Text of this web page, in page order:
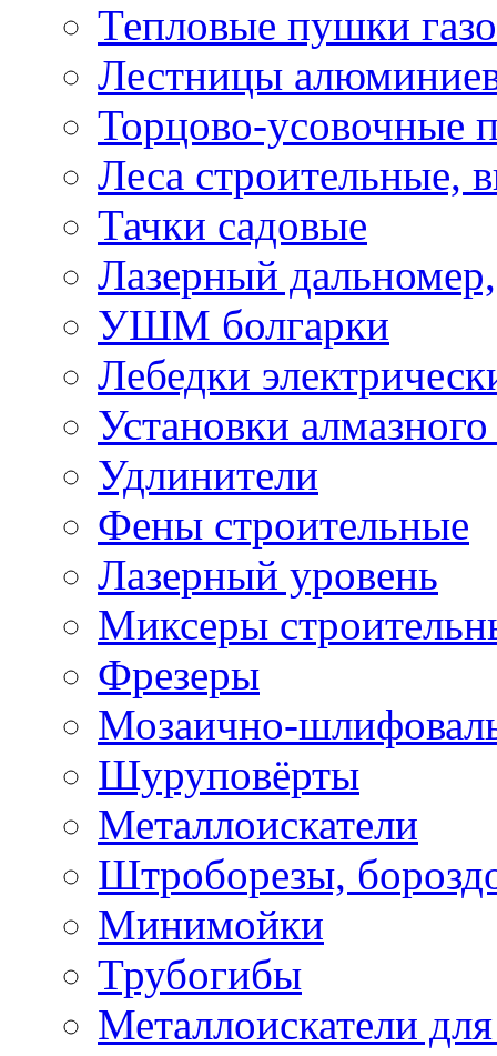
Тепловые пушки
Лестницы
Торцово-усовочные
Леса строительные,
Тачки садовые
Лазерный дальномер,
УШМ болгарки
Лебедки
Установки
Удлинители
Фены строительные
Лазерный уровень
Миксеры
Фрезеры
Мозаично-
Шуруповёрты
Металлоискатели
Штроборезы,
Минимойки
Трубогибы
Металлоискатели